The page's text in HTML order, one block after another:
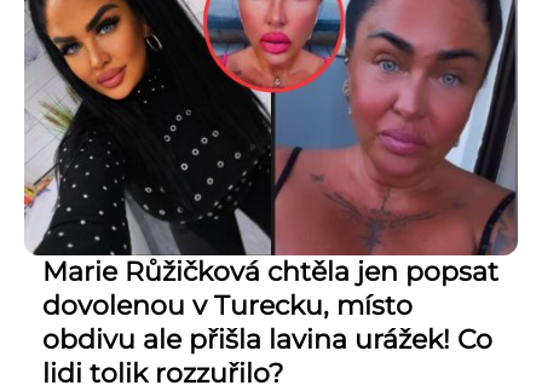
Marie Růžičková chtěla jen popsat
dovolenou v Turecku, místo
obdivu ale přišla lavina urážek! Co
lidi tolik rozzuřilo?